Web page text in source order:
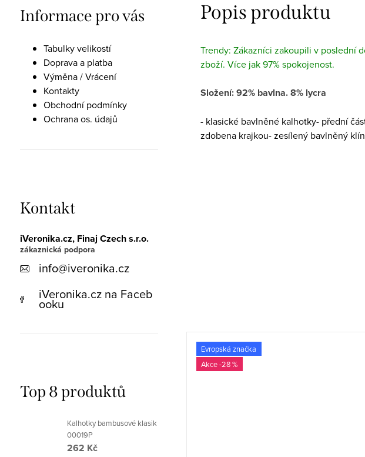
Informace pro vás
Tabulky velikostí
Doprava a platba
Výměna / Vrácení
Kontakty
Obchodní podmínky
Ochrana os. údajů
Kontakt
iVeronika.cz, Finaj Czech s.r.o.
info@iveronika.cz
iVeronika.cz na Faceb
ooku
Top 8 produktů
Kalhotky bambusové klasik
00019P
262 Kč
Popis produktu
Trendy: Zákazníci zakoupili v poslední
zboží. Více jak 97% spokojenost.
Složení: 92% bavlna. 8% lycra
- klasické bavlněné kalhotky- přední
zdobena krajkou- zesílený bavlněný
Evropská značka
-28 %